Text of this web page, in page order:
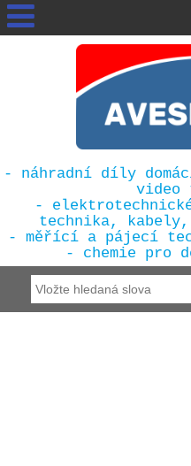
- náhradní díly
video
-
technika,
- měřící a pájecí
- chemie pro